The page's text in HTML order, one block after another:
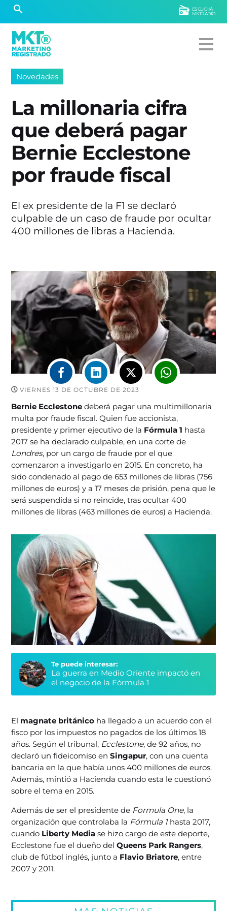
ESCUCHÁ
MKTRADIO
Novedades
La millonaria cifra
que deberá pagar
Bernie Ecclestone
por fraude fiscal
El ex presidente de la F1 se declaró
culpable de un caso de fraude por ocultar
400 millones de libras a Hacienda.
VIERNES 13 DE OCTUBRE DE 2023
Bernie Ecclestone deberá pagar una multimillonaria
multa por fraude fiscal. Quien fue accionista,
presidente y primer ejecutivo de la Fórmula 1 hasta
2017 se ha declarado culpable, en una corte de
Londres, por un cargo de fraude por el que
comenzaron a investigarlo en 2015. En concreto, ha
sido condenado al pago de 653 millones de libras (756
millones de euros) y a 17 meses de prisión, pena que le
será suspendida si no reincide, tras ocultar 400
millones de libras (463 millones de euros) a Hacienda.
Te puede interesar:
La guerra en Medio Oriente impactó en
el negocio de la Fórmula 1
El magnate británico ha llegado a un acuerdo con el
fisco por los impuestos no pagados de los últimos 18
años. Según el tribunal, Ecclestone, de 92 años, no
declaró un fideicomiso en Singapur, con una cuenta
bancaria en la que había unos 400 millones de euros.
Además, mintió a Hacienda cuando esta le cuestionó
sobre el tema en 2015.
Además de ser el presidente de Formula One, la
organización que controlaba la Fórmula 1hasta 2017,
cuando Liberty Media se hizo cargo de este deporte,
Ecclestone fue el dueño delQueens Park Rangers,
club de fútbol inglés, junto a Flavio Briatore, entre
2007 y 2011.